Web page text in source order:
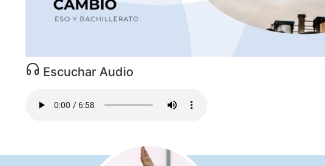
Escuchar Audio